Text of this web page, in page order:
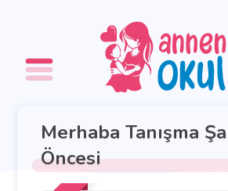
Merhaba Tanışma
Öncesi